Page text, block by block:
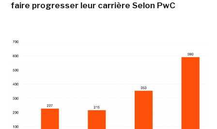
faire progresser leur carrière Selon PwC